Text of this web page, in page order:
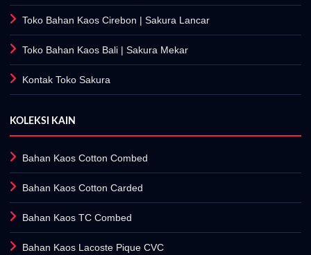
Toko Bahan Kaos Cirebon | Sakura Lancar
Toko Bahan Kaos Bali | Sakura Mekar
Kontak Toko Sakura
KOLEKSI KAIN
Bahan Kaos Cotton Combed
Bahan Kaos Cotton Carded
Bahan Kaos TC Combed
Bahan Kaos Lacoste Pique CVC